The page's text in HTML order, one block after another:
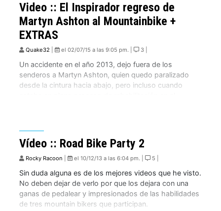
Video :: El Inspirador regreso de
Martyn Ashton al Mountainbike +
EXTRAS
Quake32 el 02/07/15 a las 9:05 pm. | 3 |
Un accidente en el año 2013, dejo fuera de los
senderos a Martyn Ashton, quien quedo paralizado
desde la cintura hacia abajo, pero incluso cuando
Vídeo :: Road Bike Party 2
Rocky Racoon el 10/12/13 a las 6:04 pm. | 5 |
Sin duda alguna es de los mejores videos que he visto.
No deben dejar de verlo por que los dejara con una
ganas de pedalear y impresionados de las habilidades
de tres mountain bikers que participan.